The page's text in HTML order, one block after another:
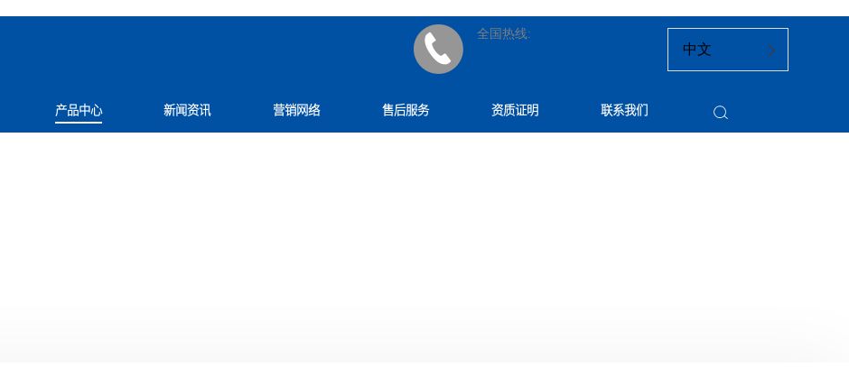
全国热线:
中文
产品中心 新闻资讯 营销网络 售后服务 资质证明 联系我们